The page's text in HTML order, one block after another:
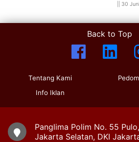
30
Back to Top
Tentang Kami
Info Iklan
Panglima Polim No. 55
Jakarta Selatan, DKI